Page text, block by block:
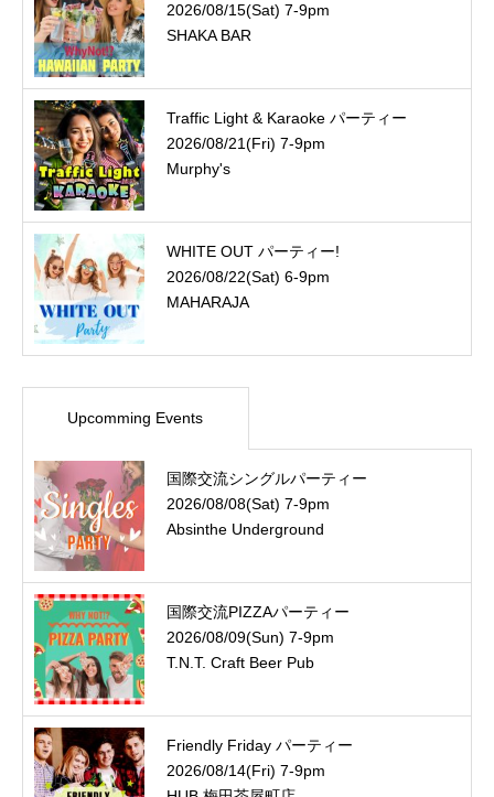
2026/08/15(Sat) 7-9pm
SHAKA BAR
Traffic Light & Karaoke パーティー
2026/08/21(Fri) 7-9pm
Murphy's
WHITE OUT パーティー!
2026/08/22(Sat) 6-9pm
MAHARAJA
Upcomming Events
国際交流シングルパーティー
2026/08/08(Sat) 7-9pm
Absinthe Underground
国際交流PIZZAパーティー
2026/08/09(Sun) 7-9pm
T.N.T. Craft Beer Pub
Friendly Friday パーティー
2026/08/14(Fri) 7-9pm